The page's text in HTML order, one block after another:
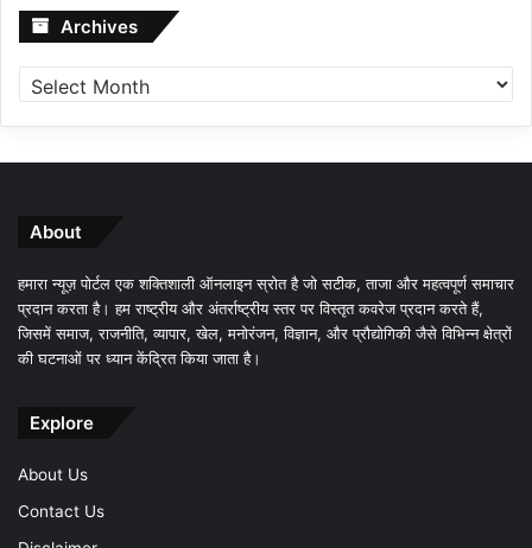
Archives Archives
About
हमारा न्यूज़ पोर्टल एक शक्तिशाली ऑनलाइन स्रोत है जो सटीक, ताजा और महत्वपूर्ण समाचार
प्रदान करता है। हम राष्ट्रीय और अंतर्राष्ट्रीय स्तर पर विस्तृत कवरेज प्रदान करते हैं,
जिसमें समाज, राजनीति, व्यापार, खेल, मनोरंजन, विज्ञान, और प्रौद्योगिकी जैसे विभिन्न क्षेत्रों
की घटनाओं पर ध्यान केंद्रित किया जाता है।
Explore
About Us
Contact Us